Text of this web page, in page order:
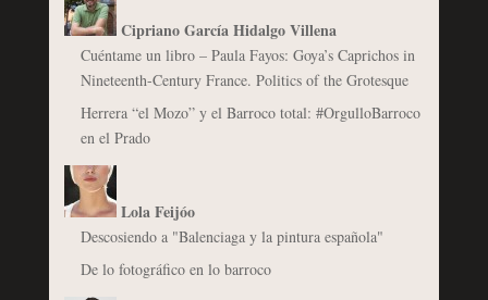
Cipriano García Hidalgo Villena
Cuéntame un libro – Paula Fayos: Goya’s Caprichos in
Nineteenth-Century France. Politics of the Grotesque
Herrera “el Mozo” y el Barroco total: #OrgulloBarroco
en el Prado
Lola Feijóo
Descosiendo a "Balenciaga y la pintura española"
De lo fotográfico en lo barroco